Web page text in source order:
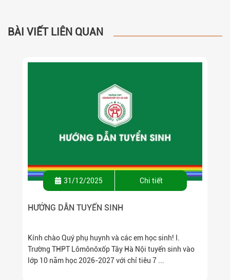
BÀI VIẾT LIÊN QUAN
31/12/2025 Chi tiết
HƯỚNG DẪN TUYỂN SINH
Kính chào Quý phụ huynh và các em học sinh! I.
Trường THPT Lômônôxốp Tây Hà Nội tuyển sinh vào
lớp 10 năm học 2026-2027 với chỉ tiêu 7 ...